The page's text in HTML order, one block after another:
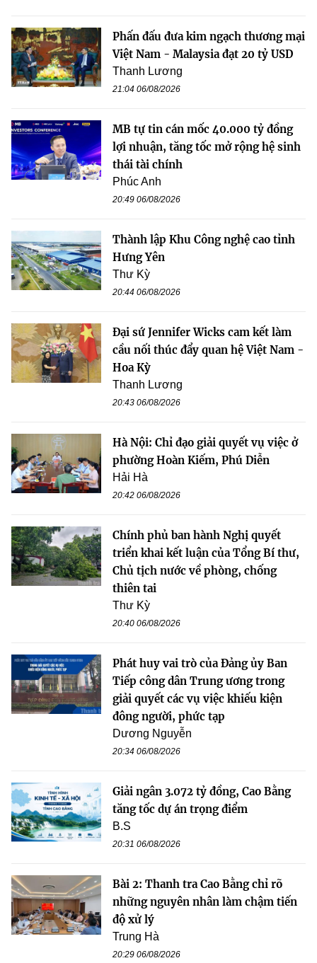
Phấn đấu đưa kim ngạch thương mại
Việt Nam - Malaysia đạt 20 tỷ USD
Thanh Lương
21:04 06/08/2026
MB tự tin cán mốc 40.000 tỷ đồng
lợi nhuận, tăng tốc mở rộng hệ sinh
thái tài chính
Phúc Anh
20:49 06/08/2026
Thành lập Khu Công nghệ cao tỉnh
Hưng Yên
Thư Kỳ
20:44 06/08/2026
Đại sứ Jennifer Wicks cam kết làm
cầu nối thúc đẩy quan hệ Việt Nam -
Hoa Kỳ
Thanh Lương
20:43 06/08/2026
Hà Nội: Chỉ đạo giải quyết vụ việc ở
phường Hoàn Kiếm, Phú Diễn
Hải Hà
20:42 06/08/2026
Chính phủ ban hành Nghị quyết
triển khai kết luận của Tổng Bí thư,
Chủ tịch nước về phòng, chống
thiên tai
Thư Kỳ
20:40 06/08/2026
Phát huy vai trò của Đảng ủy Ban
Tiếp công dân Trung ương trong
giải quyết các vụ việc khiếu kiện
đông người, phức tạp
Dương Nguyễn
20:34 06/08/2026
Giải ngân 3.072 tỷ đồng, Cao Bằng
tăng tốc dự án trọng điểm
B.S
20:31 06/08/2026
Bài 2: Thanh tra Cao Bằng chỉ rõ
những nguyên nhân làm chậm tiến
độ xử lý
Trung Hà
20:29 06/08/2026